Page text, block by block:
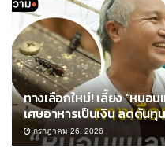
ทางเลือกใหม่! เลี้ยง “หนอ
เศษอาหารเป็นเงิน ลดต้นทุ
กรกฎาคม 26, 2026